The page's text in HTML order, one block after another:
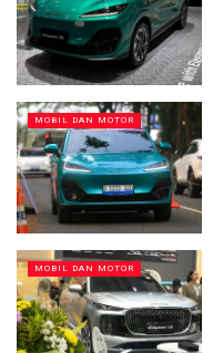
MOBIL DAN MOTOR
MOBIL DAN MOTOR